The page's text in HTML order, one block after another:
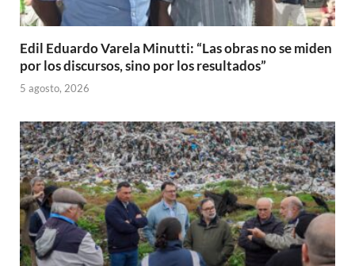
Edil Eduardo Varela Minutti: “Las obras no se miden
por los discursos, sino por los resultados”
5 agosto, 2026